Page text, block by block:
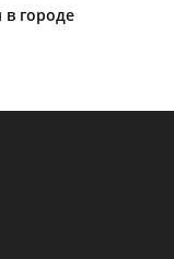
в городе